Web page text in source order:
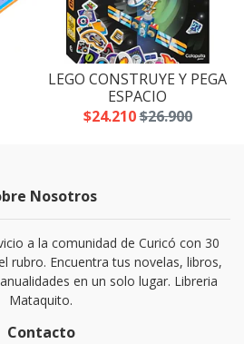
LEGO CONSTRUYE Y PEGA
ESPACIO
$24.210$26.900
Nosotros
a la comunidad de Curicó con 30
rubro. Encuentra tus novelas, libros,
en un solo lugar. Libreria
Mataquito.
Contacto